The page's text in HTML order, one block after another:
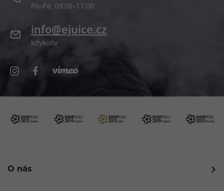
Po–Pá: 09:00–17:00
info@ejuice.cz
kdykoliv
O nás